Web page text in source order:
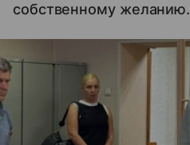
собственному желанию.